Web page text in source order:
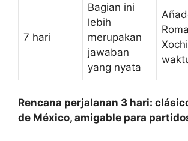
7 hari
Bagian ini
lebih
merupakan
jawaban
yang nyata
Rencana perjalanan 3 hari:
de México, amigable para